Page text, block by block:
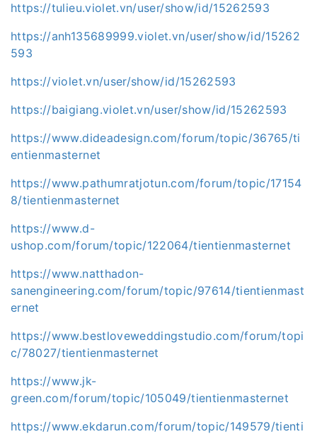
https://tulieu.violet.vn/user/show/id/15262593
https://anh135689999.violet.vn/user/show/id/15262
593
https://violet.vn/user/show/id/15262593
https://baigiang.violet.vn/user/show/id/15262593
https://www.dideadesign.com/forum/topic/36765/ti
entienmasternet
https://www.pathumratjotun.com/forum/topic/17154
8/tientienmasternet
https://www.d-
ushop.com/forum/topic/122064/tientienmasternet
https://www.natthadon-
sanengineering.com/forum/topic/97614/tientienmast
ernet
https://www.bestloveweddingstudio.com/forum/topi
c/78027/tientienmasternet
https://www.jk-
green.com/forum/topic/105049/tientienmasternet
https://www.ekdarun.com/forum/topic/149579/tienti